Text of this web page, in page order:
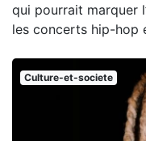
qui pourrait marquer
les concerts hip-hop
Culture-et-societe